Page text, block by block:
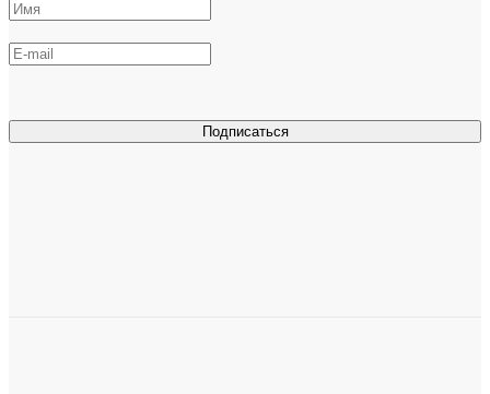
Подписаться